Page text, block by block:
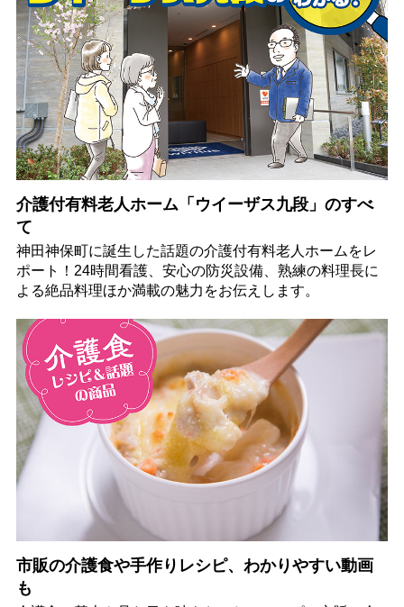
介護付有料老人ホーム「ウイーザス九段」のすべ
て
神田神保町に誕生した話題の介護付有料老人ホームをレ
ポート！24時間看護、安心の防災設備、熟練の料理長に
よる絶品料理ほか満載の魅力をお伝えします。
市販の介護食や手作りレシピ、わかりやすい動画
も